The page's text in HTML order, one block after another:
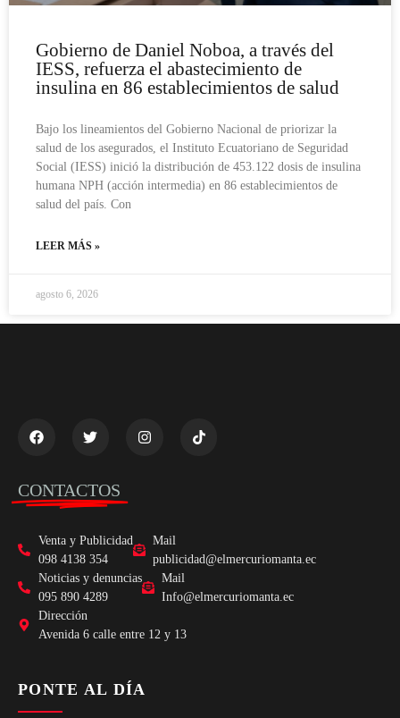
Gobierno de Daniel Noboa, a través del
IESS, refuerza el abastecimiento de
insulina en 86 establecimientos de salud
Bajo los lineamientos del Gobierno Nacional de priorizar la
salud de los asegurados, el Instituto Ecuatoriano de Seguridad
Social (IESS) inició la distribución de 453.122 dosis de insulina
humana NPH (acción intermedia) en 86 establecimientos de
salud del país. Con
LEER MÁS »
agosto 6, 2026
CONTACTOS
Venta y Publicidad
098 4138 354
Mail
publicidad@elmercuriomanta.ec
Noticias y denuncias
095 890 4289
Mail
Info@elmercuriomanta.ec
Dirección
Avenida 6 calle entre 12 y 13
PONTE AL DÍA